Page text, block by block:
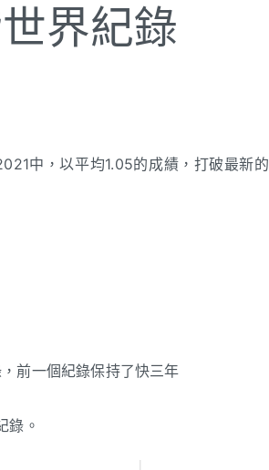
界紀錄
中，以平均1.05的成績，打破最新的
前一個紀錄保持了快三年
錄。